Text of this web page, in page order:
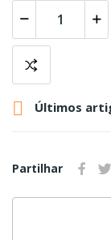
 Últimos
Partilhar